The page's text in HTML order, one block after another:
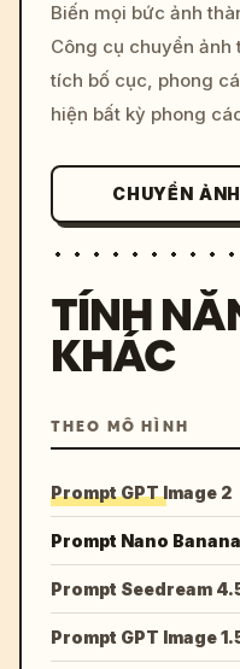
Biến mọi bức ảnh
Công cụ chuyển ảnh
tích bố cục, phong
hiện bất kỳ phong
CHUYỂN
TÍNH
KHÁC
THEO MÔ HÌNH
Prompt GPT Image 2
Prompt Nano
Prompt Seedream
Prompt GPT Image